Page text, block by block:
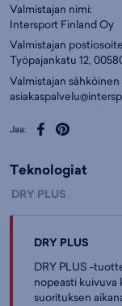
Valmistajan nimi:
Intersport Finland Oy
Valmistajan
Työpajankatu 12,
Valmistajan
Jaa:
Teknologiat
DRY PLUS
DRY PLUS
DRY PLUS -
nopeasti kuivuva
suorituksen